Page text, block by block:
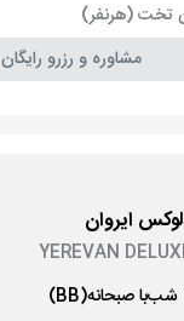
تخت (هرنفر)
مشاوره و رزرو رایگان
ایروان
YEREVAN
با صبحانه(BB)